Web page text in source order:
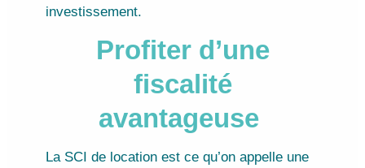
investissement.
Profiter d’une
fiscalité
avantageuse
La SCI de location est ce qu’on appelle une